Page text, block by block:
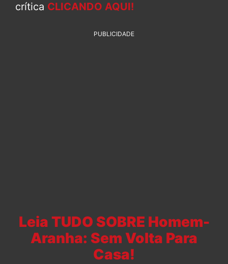
crítica CLICANDO AQUI!
PUBLICIDADE
Leia TUDO SOBRE Homem-
Aranha: Sem Volta Para
Casa!